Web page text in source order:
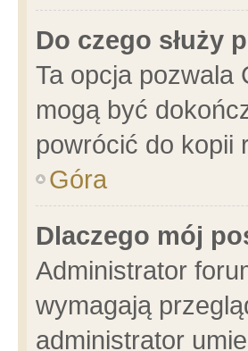
Do czego służy
Ta opcja pozwala
mogą być
powrócić do kopii
Góra
Dlaczego mój
Administrator
wymagają
administrator